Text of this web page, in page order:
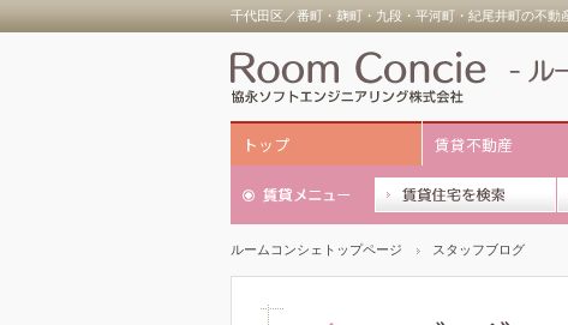
千代田区／番町・麹町・九段・平河町・紀尾井町の不
トップ 賃貸不動産
ルームコンシェトップページ スタッフブログ